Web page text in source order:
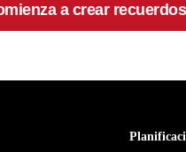
a crear recuerdos